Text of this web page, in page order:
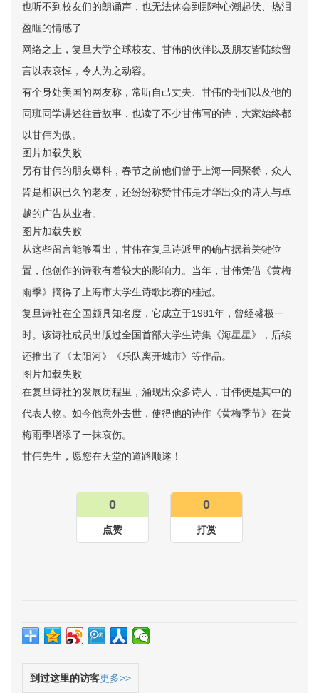
也听不到校友们的朗诵声，也无法体会到那种心潮起伏、热泪
盈眶的情感了……
网络之上，复旦大学全球校友、甘伟的伙伴以及朋友皆陆续留
言以表哀悼，令人为之动容。
有个身处美国的网友称，常听自己丈夫、甘伟的哥们以及他的
同班同学讲述往昔故事，也读了不少甘伟写的诗，大家始终都
以甘伟为傲。
图片加载失败
另有甘伟的朋友爆料，春节之前他们曾于上海一同聚餐，众人
皆是相识已久的老友，还纷纷称赞甘伟是才华出众的诗人与卓
越的广告从业者。
图片加载失败
从这些留言能够看出，甘伟在复旦诗派里的确占据着关键位
置，他创作的诗歌有着较大的影响力。当年，甘伟凭借《黄梅
雨季》摘得了上海市大学生诗歌比赛的桂冠。
复旦诗社在全国颇具知名度，它成立于1981年，曾经盛极一
时。该诗社成员出版过全国首部大学生诗集《海星星》，后续
还推出了《太阳河》《乐队离开城市》等作品。
图片加载失败
在复旦诗社的发展历程里，涌现出众多诗人，甘伟便是其中的
代表人物。如今他意外去世，使得他的诗作《黄梅季节》在黄
梅雨季增添了一抹哀伤。
甘伟先生，愿您在天堂的道路顺遂！
0
点赞
0
打赏
到过这里的访客更多>>